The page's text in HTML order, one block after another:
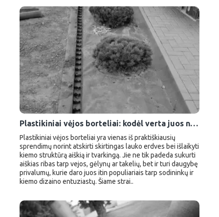
Plastikiniai vėjos borteliai: kodėl verta juos naudoti kiemo tvarkymui?
Plastikiniai vėjos borteliai yra vienas iš praktiškiausių
sprendimų norint atskirti skirtingas lauko erdves bei išlaikyti
kiemo struktūrą aiškią ir tvarkingą. Jie ne tik padeda sukurti
aiškias ribas tarp vejos, gėlynų ar takelių, bet ir turi daugybę
privalumų, kurie daro juos itin populiariais tarp sodininkų ir
kiemo dizaino entuziastų. Šiame strai..